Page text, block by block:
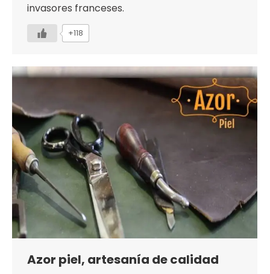
invasores franceses.
+118
Azor piel, artesanía de calidad